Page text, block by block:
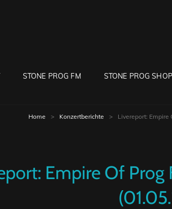
STONE PROG FM STONE PROG SHOP
Home > Konzertberichte > Livereport: Empire
Empire Of Prog